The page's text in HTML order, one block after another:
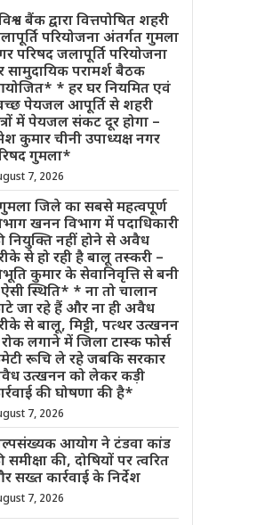
बैंक द्वारा वित्तपोषित शहरी
परियोजना अंतर्गत गुमला
परिषद जलापूर्ति परियोजना
सामुदायिक परामर्श बैठक
* हर घर नियमित एवं
पेयजल आपूर्ति से शहरी
में पेयजल संकट दूर होगा –
कुमार चीनी उपाध्यक्ष नगर
गुमला*
7, 2026
जिले का सबसे महत्वपूर्ण
खनन विभाग में पदाधिकारी
नियुक्ति नहीं होने से अवैध
से हो रही है बालू तस्करी –
कुमार के सेवानिवृत्ति से बनी
स्थिति* * ना तो चालान
जा रहे हैं और ना ही अवैध
से बालू, मिट्टी, पत्थर उत्खनन
लगाने में जिला टास्क फोर्स
रूचि ले रहे जबकि सरकार
उत्खनन को लेकर कड़ी
की घोषणा की है*
7, 2026
आयोग ने टंडवा कांड
समीक्षा की, दोषियों पर त्वरित
सख्त कार्रवाई के निर्देश
7, 2026